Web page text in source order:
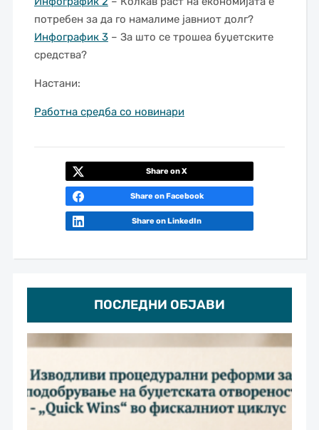
ПОСЛЕДНИ ОБЈАВИ
потребен за да го намалиме јавниот долг?
Инфографик 3– За што се трошеа буџетските
средства?
Настани:
Работна средба со новинари
Share on X
Share on Facebook
Share on LinkedIn